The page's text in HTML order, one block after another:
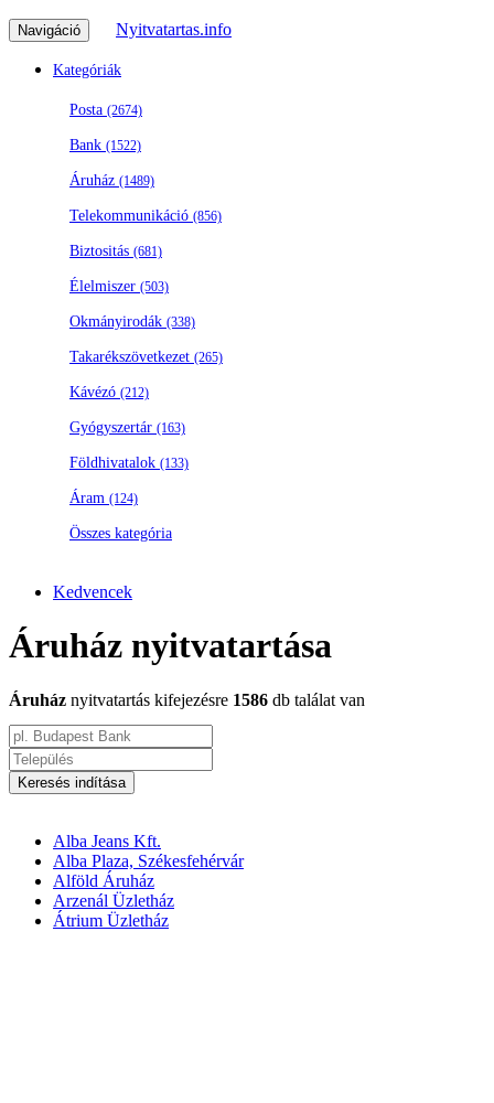
Navigáció Nyitvatartas.info
Kategóriák
Posta (2674)
Bank (1522)
Áruház (1489)
Telekommunikáció (856)
Biztositás (681)
Élelmiszer (503)
Okmányirodák (338)
Takarékszövetkezet (265)
Kávézó (212)
Gyógyszertár (163)
Földhivatalok (133)
Áram (124)
Összes kategória
Kedvencek
Áruház nyitvatartása
Áruház nyitvatartás kifejezésre 1586 db találat van
Keresés indítása
Alba Jeans Kft.
Alba Plaza, Székesfehérvár
Alföld Áruház
Arzenál Üzletház
Átrium Üzletház